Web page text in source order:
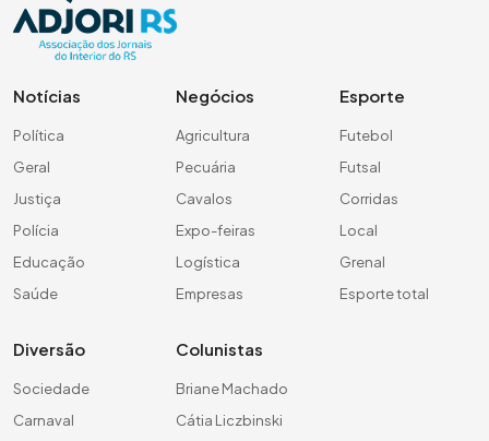
Notícias
Política
Geral
Justiça
Polícia
Educação
Saúde
Negócios
Agricultura
Pecuária
Cavalos
Expo-feiras
Logística
Empresas
Esporte
Futebol
Futsal
Corridas
Local
Grenal
Esporte total
Diversão
Sociedade
Carnaval
Colunistas
Briane Machado
Cátia Liczbinski